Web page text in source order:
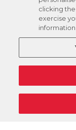
clicking
exercise